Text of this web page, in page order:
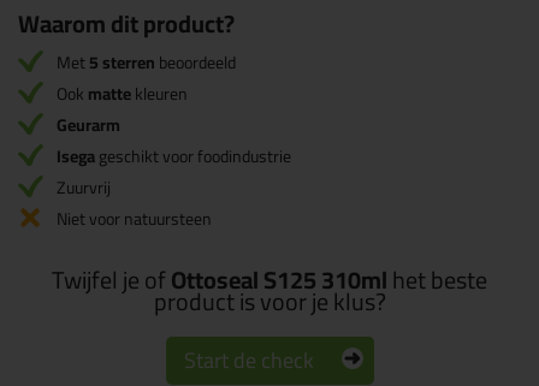
Waarom dit product?
Met5 sterrenbeoordeeld
Ookmattekleuren
Geurarm
Isegageschikt voor foodindustrie
Zuurvrij
Niet voor natuursteen
Twijfel je ofOttoseal S125 310mlhet beste
product is voor je klus?
Start de check